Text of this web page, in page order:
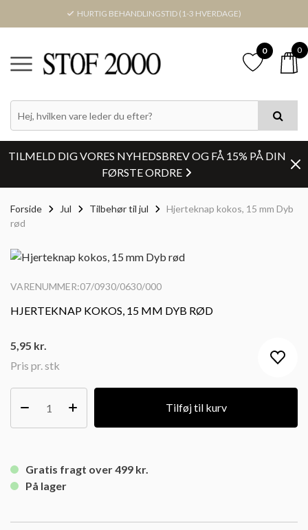
HURTIG BEHANDLINGSTID (1-3 HVERDAGE)
0 0
TILMELD DIG VORES NYHEDSBREV OG FÅ 15% PÅ DIN
FØRSTE ORDRE
Forside Jul Tilbehør til jul
Hjerteknap kokos, 15 mm Dyb
rød
VARENUMMER:07/0930/0630/000
HJERTEKNAP KOKOS, 15 MM DYB RØD
Pris pr. stk
5,95 kr.
Tilføj til kurv
Gratis fragt over 499 kr.
På lager